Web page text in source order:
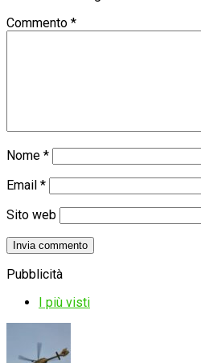
Commento *
Nome *
Email *
Sito web
Pubblicità
I più visti